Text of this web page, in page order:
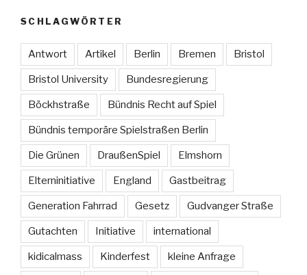
SCHLAGWÖRTER
Antwort Artikel Berlin Bremen Bristol
Bristol University Bundesregierung
Böckhstraße Bündnis Recht auf Spiel
Bündnis temporäre Spielstraßen Berlin
Die Grünen DraußenSpiel Elmshorn
Elterninitiative England Gastbeitrag
Generation Fahrrad Gesetz Gudvanger Straße
Gutachten Initiative international
kidicalmass Kinderfest kleine Anfrage